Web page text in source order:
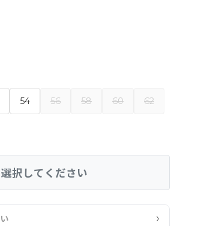
54 56 58 60 62
択してください
›